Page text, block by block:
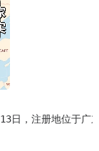
日，注册地位于